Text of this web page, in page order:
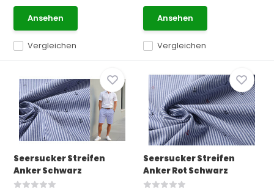
Vergleichen
Ansehen
Vergleichen
Ansehen
Seersucker Streifen
Anker Schwarz
Seersucker Streifen
Anker Rot Schwarz